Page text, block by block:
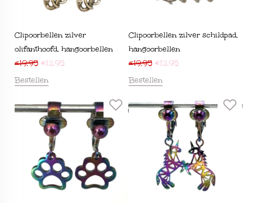
Clipoorbellen zilver
olifanthoofd, hangoorbellen
€19,95 €12,95
Bestellen
Clipoorbellen zilver schildpad,
hangoorbellen
€19,95 €12,95
Bestellen